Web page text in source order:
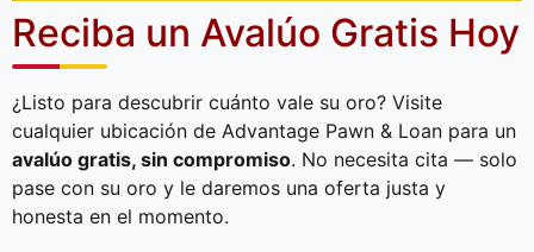
Reciba un Avalúo Gratis Hoy
¿Listo para descubrir cuánto vale su oro? Visite
cualquier ubicación de Advantage Pawn & Loan para un
avalúo gratis, sin compromiso. No necesita cita — solo
pase con su oro y le daremos una oferta justa y
honesta en el momento.